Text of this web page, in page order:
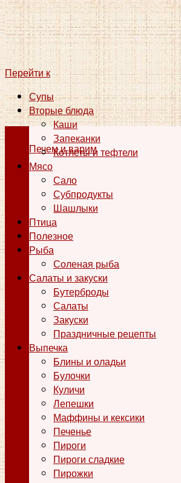
Печем и варим
Перейти к
Супы
Вторые блюда
Каши
Запеканки
Котлеты и тефтели
Мясо
Сало
Субпродукты
Шашлыки
Птица
Полезное
Рыба
Соленая рыба
Салаты и закуски
Бутерброды
Салаты
Закуски
Праздничные рецепты
Выпечка
Блины и оладьи
Булочки
Куличи
Лепешки
Маффины и кексики
Печенье
Пироги
Пироги сладкие
Пирожки